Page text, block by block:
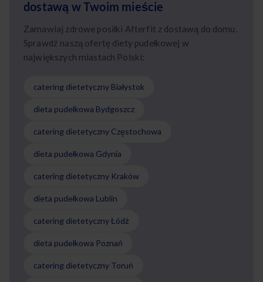
dostawą w Twoim mieście
Zamawiaj zdrowe posiłki Afterfit z dostawą do domu.
Sprawdź naszą ofertę diety pudełkowej w
największych miastach Polski:
catering dietetyczny Białystok
dieta pudełkowa Bydgoszcz
catering dietetyczny Częstochowa
dieta pudełkowa Gdynia
catering dietetyczny Kraków
dieta pudełkowa Lublin
catering dietetyczny Łódź
dieta pudełkowa Poznań
catering dietetyczny Toruń